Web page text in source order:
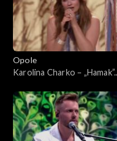
Opole
Karolina Charko – „Hamak”.